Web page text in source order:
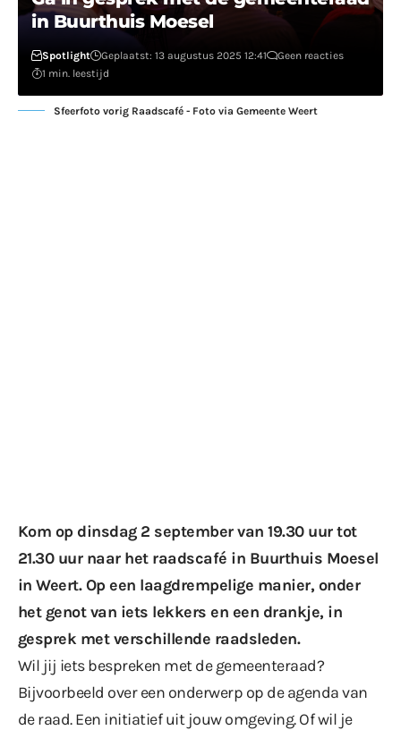
in Buurthuis Moesel
Spotlight Geplaatst: 13 augustus 2025 12:41
Geen reacties
1 min. leestijd
Sfeerfoto vorig Raadscafé - Foto via Gemeente Weert
Kom op dinsdag 2 september van 19.30 uur tot
21.30 uur naar het raadscafé in Buurthuis Moesel
in Weert. Op een laagdrempelige manier, onder
het genot van iets lekkers en een drankje, in
gesprek met verschillende raadsleden.
Wil jij iets bespreken met de gemeenteraad?
Bijvoorbeeld over een onderwerp op de agenda van
de raad. Een initiatief uit jouw omgeving. Of wil je